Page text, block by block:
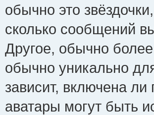
обычно это
сколько сообщений
Другое, обычно
обычно уникально
зависит, включена ли
аватары могут быть